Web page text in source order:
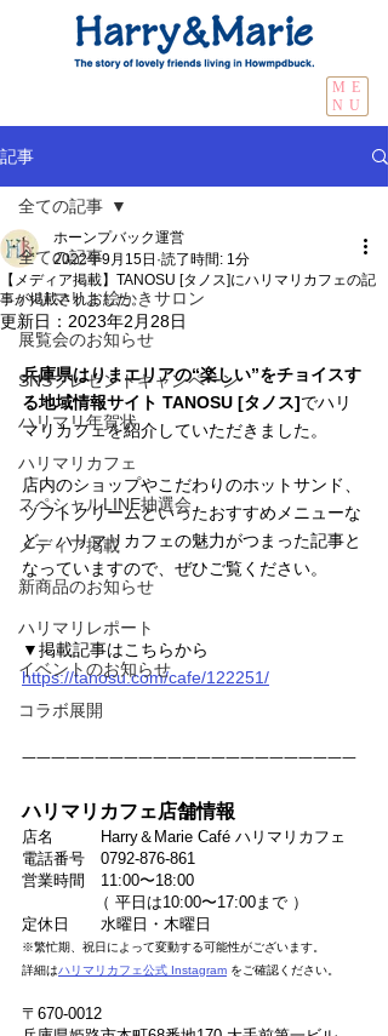
ME
NU
記事
全ての記事
ハリマリお絵かきサロン
展覧会のお知らせ
SNSプレゼントキャンペーン
ハリマリ年賀状
ハリマリカフェ
スペシャルLINE抽選会
メディア掲載
新商品のお知らせ
ハリマリレポート
イベントのお知らせ
コラボ展開
全ての記事
【メディア掲載】TANOSU [タノス]にハリマリカフェの記
事が掲載されました。
ホーンプバック運営
2022年9月15日 読了時間: 1分
更新日： 2023年2月28日
兵庫県はりまエリアの“楽しい”をチョイスす
る地域情報サイト TANOSU [タノス]でハリ
マリカフェを紹介していただきました。
店内のショップやこだわりのホットサンド、
ソフトクリームといったおすすめメニューな
ど、ハリマリカフェの魅力がつまった記事と
なっていますので、ぜひご覧ください。
▼掲載記事はこちらから
https://tanosu.com/cafe/122251/
一一一一一一一一一一一一一一一一一一一一一一一
ハリマリカフェ店舗情報
店名　　　Harry＆Marie Café ハリマリカフェ
電話番号　0792-876-861
営業時間　11:00〜18:00
（ 平日は10:00〜17:00まで ）
定休日　　水曜日・木曜日
※繁忙期、祝日によって変動する可能性がございます。
詳細はハリマリカフェ公式 Instagram をご確認ください。
〒670-0012